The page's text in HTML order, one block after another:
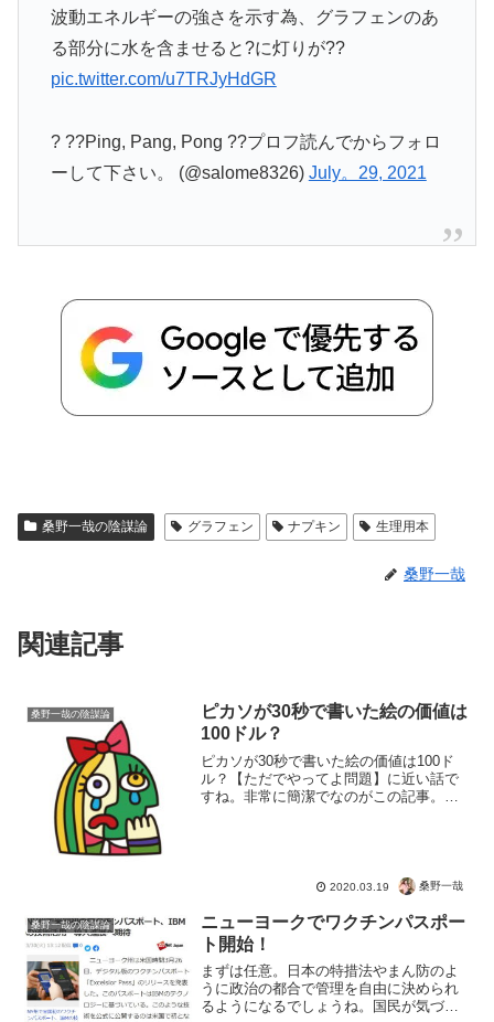
波動エネルギーの強さを示す為、グラフェンのあ
る部分に水を含ませると?に灯りが??
pic.twitter.com/u7TRJyHdGR
? ??Ping, Pang, Pong ??プロフ読んでからフォロ
ーして下さい。 (@salome8326) July。29, 2021
桑野一哉の陰謀論 グラフェン ナプキン 生理用本
桑野一哉
関連記事
桑野一哉の陰謀論
ピカソが30秒で書いた絵の価値は
100ドル？
ピカソが30秒で書いた絵の価値は100ド
ル？【ただでやってよ問題】に近い話で
すね。非常に簡潔でなのがこの記事。
2020.03.19 桑野一哉
桑野一哉の陰謀論
ニューヨークでワクチンパスポー
ト開始！
まずは任意。日本の特措法やまん防のよ
うに政治の都合で管理を自由に決められ
るようになるでしょうね。国民が気づい